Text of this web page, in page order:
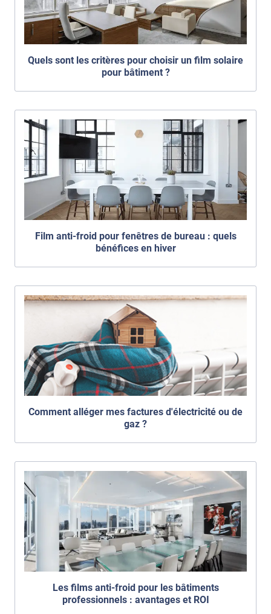
Quels sont les critères pour choisir un film solaire
pour bâtiment ?
Film anti-froid pour fenêtres de bureau : quels
bénéfices en hiver
Comment alléger mes factures d'électricité ou de
gaz ?
Les films anti-froid pour les bâtiments
professionnels : avantages et ROI